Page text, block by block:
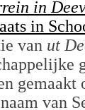
in
in
van ut
gemaakt
van